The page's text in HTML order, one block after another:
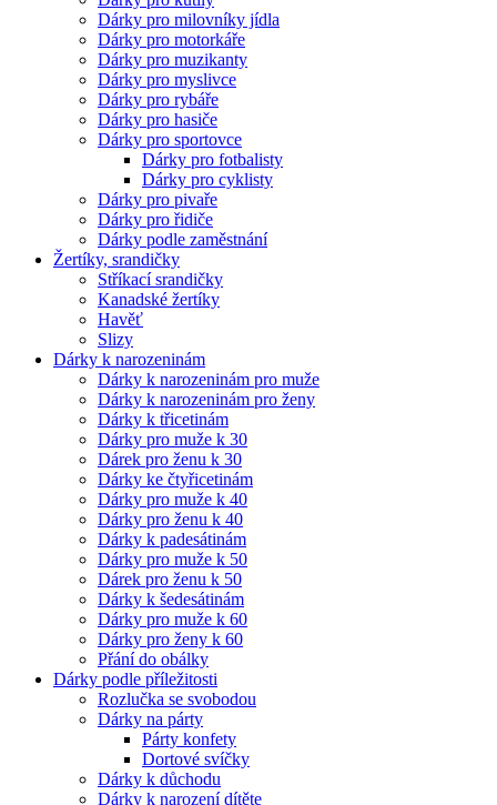
Dárky pro milovníky jídla
Dárky pro motorkáře
Dárky pro muzikanty
Dárky pro myslivce
Dárky pro rybáře
Dárky pro hasiče
Dárky pro sportovce
Dárky pro fotbalisty
Dárky pro cyklisty
Dárky pro pivaře
Dárky pro řidiče
Dárky podle zaměstnání
Žertíky, srandičky
Stříkací srandičky
Kanadské žertíky
Havěť
Slizy
Dárky k narozeninám
Dárky k narozeninám pro muže
Dárky k narozeninám pro ženy
Dárky k třicetinám
Dárky pro muže k 30
Dárek pro ženu k 30
Dárky ke čtyřicetinám
Dárky pro muže k 40
Dárky pro ženu k 40
Dárky k padesátinám
Dárky pro muže k 50
Dárek pro ženu k 50
Dárky k šedesátinám
Dárky pro muže k 60
Dárky pro ženy k 60
Přání do obálky
Dárky podle příležitosti
Rozlučka se svobodou
Dárky na párty
Párty konfety
Dortové svíčky
Dárky k důchodu
Dárky k narození dítěte